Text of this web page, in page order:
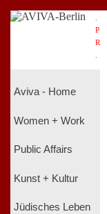
P
R
Aviva - Home
Women + Work
Public Affairs
Kunst + Kultur
Jüdisches Leben